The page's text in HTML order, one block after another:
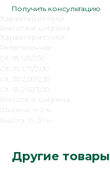
Получить консультацию
Разветвленное
Clt. 18 1,25/1,50
Clt. 25 1,75/2,00
Clt. 30 2,00/2,50
Clt. 55 2,50/3,00
Ширина: 4-5 м.
Высота: 15-20 м.
Другие товары